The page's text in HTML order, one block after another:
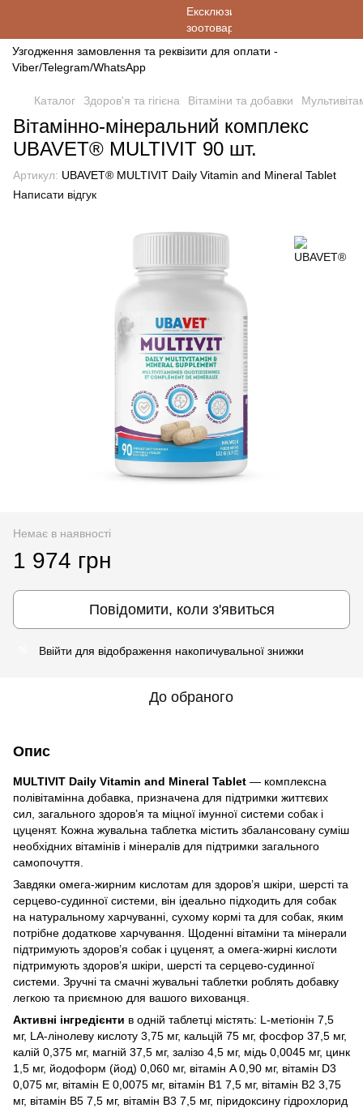
Узгодження замовлення та реквізити для оплати -
Viber/Telegram/WhatsApp
Каталог Здоров'я та гігієна Вітаміни та добавки
Вітамінно-мінеральний комплекс
UBAVET® MULTIVIT 90 шт.
Артикул: UBAVET® MULTIVIT Daily Vitamin and Mineral Tablet
Написати відгук
Немає в наявності
1 974 грн
Повідомити, коли з'явиться
Ввійти для відображення накопичувальної знижки
До обраного
Опис
MULTIVIT Daily Vitamin and Mineral Tablet — комплексна
полівітамінна добавка, призначена для підтримки життєвих
сил, загального здоров’я та міцної імунної системи собак і
цуценят. Кожна жувальна таблетка містить збалансовану суміш
необхідних вітамінів і мінералів для підтримки загального
самопочуття.
Завдяки омега-жирним кислотам для здоров’я шкіри, шерсті та
серцево-судинної системи, він ідеально підходить для собак
на натуральному харчуванні, сухому кормі та для собак, яким
потрібне додаткове харчування. Щоденні вітаміни та мінерали
підтримують здоров’я собак і цуценят, а омега-жирні кислоти
підтримують здоров’я шкіри, шерсті та серцево-судинної
системи. Зручні та смачні жувальні таблетки роблять добавку
легкою та приємною для вашого вихованця.
Активні інгредієнти в одній таблетці містять: L-метіонін 7,5
мг, LA-лінолеву кислоту 3,75 мг, кальцій 75 мг, фосфор 37,5 мг,
калій 0,375 мг, магній 37,5 мг, залізо 4,5 мг, мідь 0,0045 мг, цинк
1,5 мг, йодоформ (йод) 0,060 мг, вітамін A 0,90 мг, вітамін D3
0,075 мг, вітамін E 0,0075 мг, вітамін B1 7,5 мг, вітамін B2 3,75
мг, вітамін B5 7,5 мг, вітамін B3 7,5 мг, піридоксину гідрохлорид